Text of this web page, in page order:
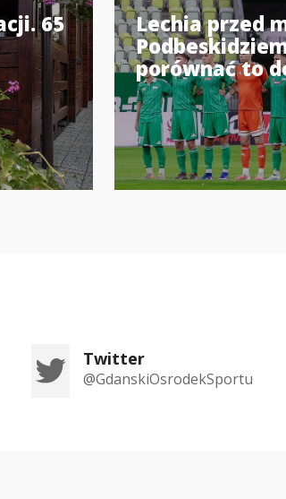
65
Lechia przed
porównać to
Twitter
@GdanskiOsrodekSportu